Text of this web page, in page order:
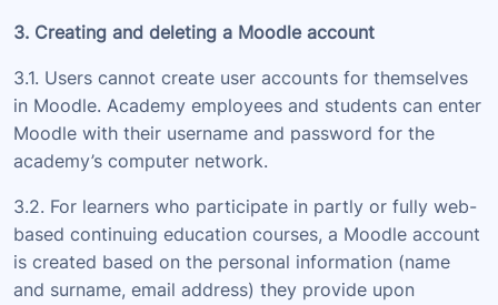
3. Creating and deleting a Moodle account
3.1. Users cannot create user accounts for themselves
in Moodle. Academy employees and students can enter
Moodle with their username and password for the
academy’s computer network.
3.2. For learners who participate in partly or fully web-
based continuing education courses, a Moodle account
is created based on the personal information (name
and surname, email address) they provide upon